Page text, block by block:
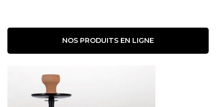
NOS PRODUITS EN LIGNE